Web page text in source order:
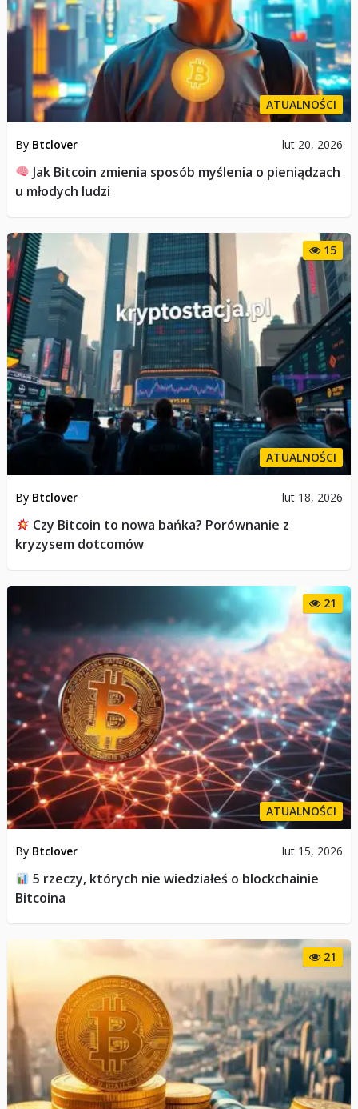
ATUALNOŚCI
By Btclover lut 20, 2026
Jak Bitcoin zmienia sposób myślenia o pieniądzach
u młodych ludzi
15
ATUALNOŚCI
By Btclover lut 18, 2026
Czy Bitcoin to nowa bańka? Porównanie z
kryzysem dotcomów
21
ATUALNOŚCI
By Btclover lut 15, 2026
5 rzeczy, których nie wiedziałeś o blockchainie
Bitcoina
21